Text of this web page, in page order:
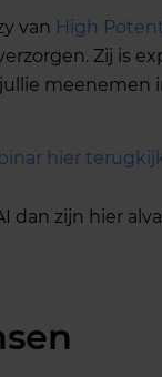
van High
Zij is
jullie meenemen
hier
dan zijn hier